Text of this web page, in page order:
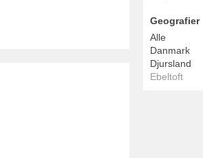
Geografier
Alle
Danmark
Djursland
Ebeltoft